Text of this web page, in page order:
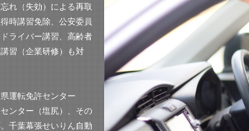
れ（失効）による再取
時講習免除、公安委員
ライバー講習、高齢者
習（企業研修）も対
運転免許センター
ンター（塩尻）、その
千葉幕張せいりん自動